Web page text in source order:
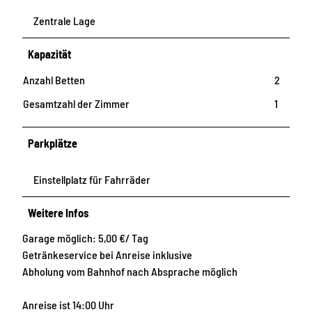
Zentrale Lage
Kapazität
Anzahl Betten
2
Gesamtzahl der Zimmer
1
Parkplätze
Einstellplatz für Fahrräder
Weitere Infos
Garage möglich: 5,00 €/ Tag
Getränkeservice bei Anreise inklusive
Abholung vom Bahnhof nach Absprache möglich
Anreise ist 14:00 Uhr